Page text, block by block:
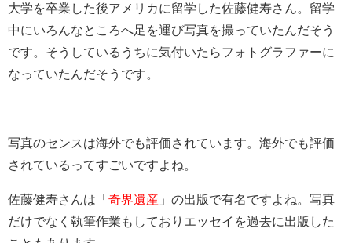
大学を卒業した後アメリカに留学した佐藤健寿さん。留学
中にいろんなところへ足を運び写真を撮っていたんだそう
です。そうしているうちに気付いたらフォトグラファーに
なっていたんだそうです。
写真のセンスは海外でも評価されています。海外でも評価
されているってすごいですよね。
佐藤健寿さんは「 奇界遺産 」の出版で有名ですよね。写真
だけでなく執筆作業もしておりエッセイを過去に出版した